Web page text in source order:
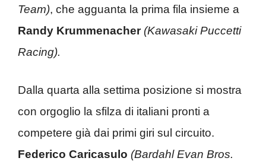
Team), che agguanta la prima fila insieme a
Randy Krummenacher (Kawasaki Puccetti
Racing).
Dalla quarta alla settima posizione si mostra
con orgoglio la sfilza di italiani pronti a
competere già dai primi giri sul circuito.
Federico Caricasulo (Bardahl Evan Bros.